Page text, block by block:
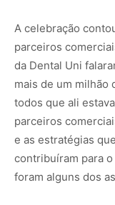
A celebração
parceiros
da Dental Uni
mais de um milhão
todos que ali
parceiros
e as estratégias
contribuíram para
foram alguns dos